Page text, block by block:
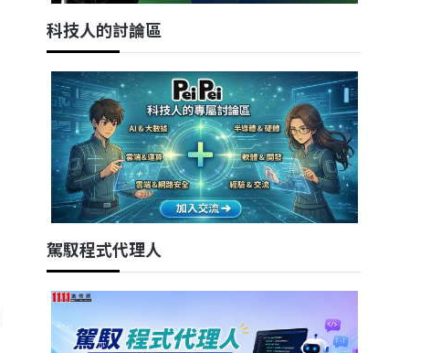
科技人的討論區
駕馭程式代理人